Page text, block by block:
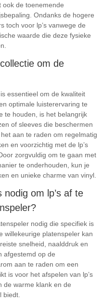
ook de toenemende
Ondanks de hogere
toch voor lp’s vanwege de
waarde die deze fysieke
om de
essentieel om de kwaliteit
optimale luisterervaring te
te houden, is het belangrijk
of sleeves die beschermen
aan te raden om regelmatig
en voorzichtig met de lp’s
zorgvuldig om te gaan met
te onderhouden, kun je
en unieke charme van vinyl.
om lp’s af te
nodig die specifiek is
willekeurige platenspeler kan
snelheid, naalddruk en
afgestemd op de
aan te raden om een
is voor het afspelen van lp’s
de warme klank en de
biedt.